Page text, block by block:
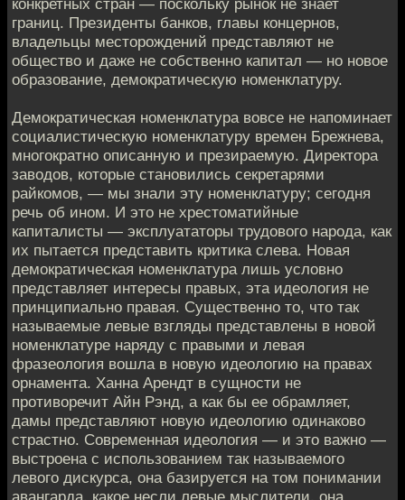
конкретных стран — поскольку рынок не знает
границ. Президенты банков, главы концернов,
владельцы месторождений представляют не
общество и даже не собственно капитал — но новое
образование, демократическую номенклатуру.
Демократическая номенклатура вовсе не напоминает
социалистическую номенклатуру времен Брежнева,
многократно описанную и презираемую. Директора
заводов, которые становились секретарями
райкомов, — мы знали эту номенклатуру; сегодня
речь об ином. И это не хрестоматийные
капиталисты — эксплуататоры трудового народа, как
их пытается представить критика слева. Новая
демократическая номенклатура лишь условно
представляет интересы правых, эта идеология не
принципиально правая. Существенно то, что так
называемые левые взгляды представлены в новой
номенклатуре наряду с правыми и левая
фразеология вошла в новую идеологию на правах
орнамента. Ханна Арендт в сущности не
противоречит Айн Рэнд, а как бы ее обрамляет,
дамы представляют новую идеологию одинаково
страстно. Современная идеология — и это важно —
выстроена с использованием так называемого
левого дискурса, она базируется на том понимании